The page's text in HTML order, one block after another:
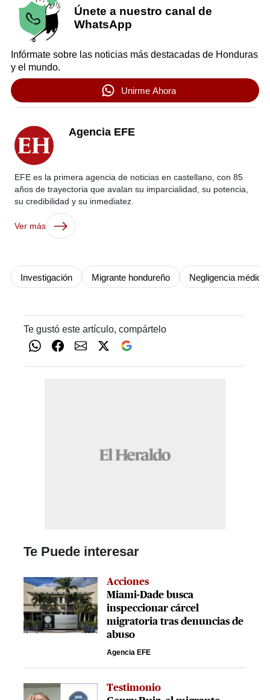
Únete a nuestro canal de
WhatsApp
Infórmate sobre las noticias más destacadas de Honduras
y el mundo.
Unirme Ahora
Agencia EFE
EFE es la primera agencia de noticias en castellano, con 85
años de trayectoria que avalan su imparcialidad, su potencia,
su credibilidad y su inmediatez.
Ver más
Investigación Migrante hondureño Negligencia médica
Te gustó este artículo, compártelo
Te Puede interesar
Acciones
Miami-Dade busca
inspeccionar cárcel
migratoria tras denuncias de
abuso
Agencia EFE
Testimonio